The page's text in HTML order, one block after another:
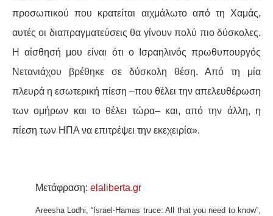
προσωπικού που κρατείται αιχμάλωτο από τη Χαμάς,
αυτές οι διαπραγματεύσεις θα γίνουν πολύ πιο δύσκολες.
Η αίσθησή μου είναι ότι ο Ισραηλινός πρωθυπουργός
Νετανιάχου βρέθηκε σε δύσκολη θέση. Από τη μία
πλευρά η εσωτερική πίεση –που θέλει την απελευθέρωση
των ομήρων και το θέλει τώρα– και, από την άλλη, η
πίεση των ΗΠΑ να επιτρέψει την εκεχειρία».
Μετάφραση: elaliberta.gr
Areesha Lodhi, “Israel-Hamas truce: All that you need to know”,